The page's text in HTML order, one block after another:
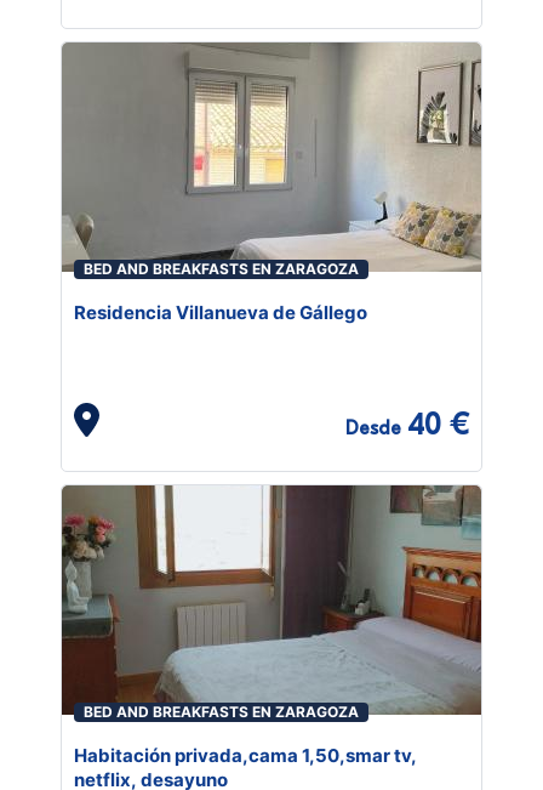
BED AND BREAKFASTS EN ZARAGOZA
Residencia Villanueva de Gállego
Desde 40 €
BED AND BREAKFASTS EN ZARAGOZA
Habitación privada,cama 1,50,smar tv,
netflix, desayuno